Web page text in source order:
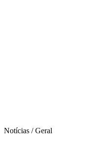
Notícias / Geral